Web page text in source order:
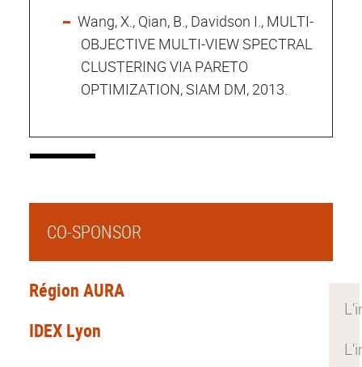
Wang, X., Qian, B., Davidson I., MULTI-
OBJECTIVE MULTI-VIEW SPECTRAL
CLUSTERING VIA PARETO
OPTIMIZATION, SIAM DM, 2013.
CO-SPONSOR
Région AURA
IDEX Lyon